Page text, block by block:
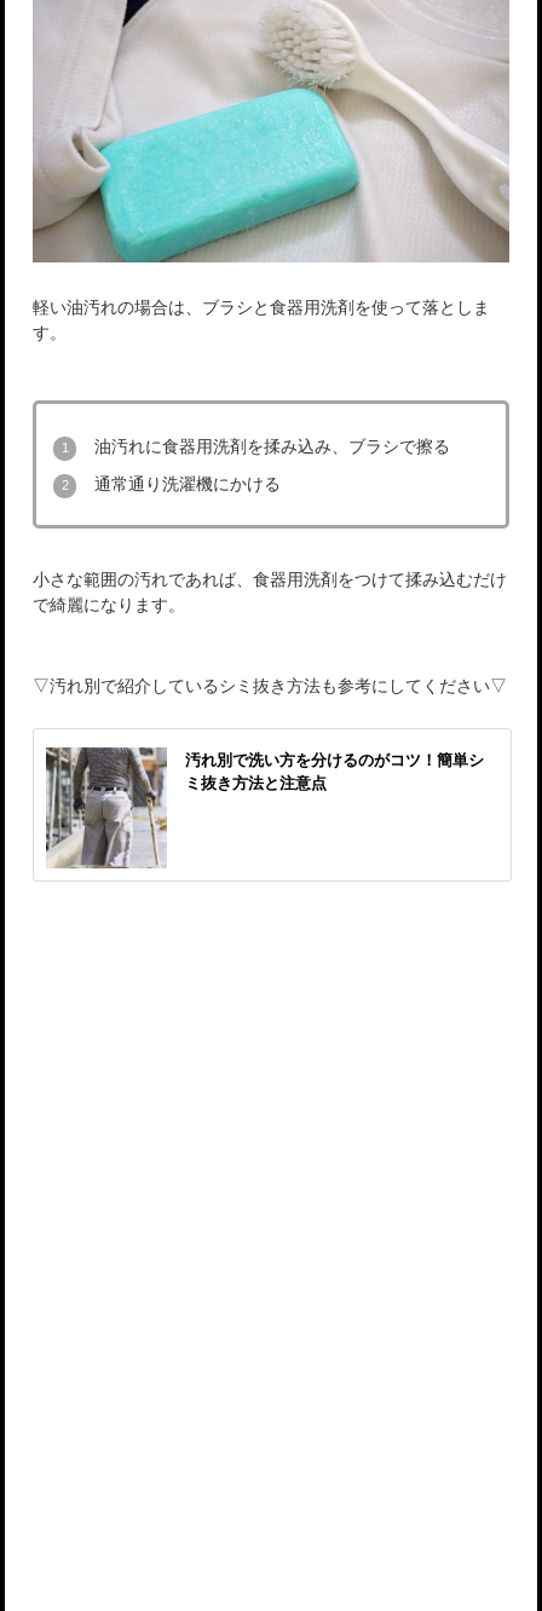
軽い油汚れの場合は、ブラシと食器用洗剤を使って落としま
す。
油汚れに食器用洗剤を揉み込み、ブラシで擦る
通常通り洗濯機にかける
小さな範囲の汚れであれば、食器用洗剤をつけて揉み込むだけ
で綺麗になります。
▽汚れ別で紹介しているシミ抜き方法も参考にしてください▽
汚れ別で洗い方を分けるのがコツ！簡単シ
ミ抜き方法と注意点